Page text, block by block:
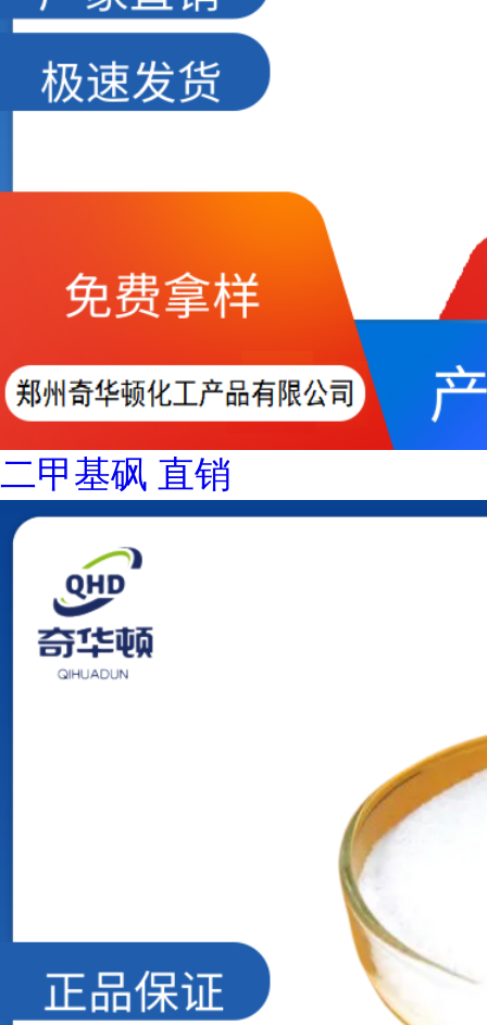
二甲基砜 直销